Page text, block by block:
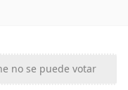
no se puede votar